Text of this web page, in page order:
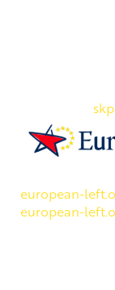
skp
european-
european-